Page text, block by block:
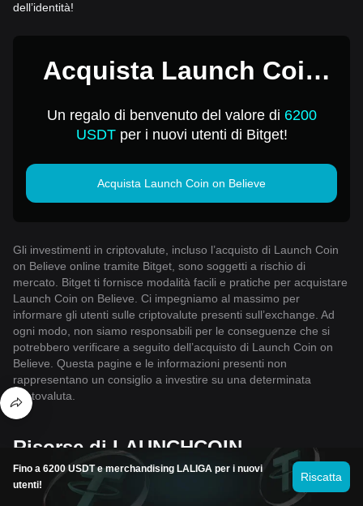
dell’identità!
Acquista Launch Coin
Un regalo di benvenuto del valore di 6200
USDTper i nuovi utenti di Bitget!
Acquista Launch Coin on Believe
Gli investimenti in criptovalute, incluso l’acquisto di Launch Coin
on Believe online tramite Bitget, sono soggetti a rischio di
mercato. Bitget ti fornisce modalità facili e pratiche per acquistare
Launch Coin on Believe. Ci impegniamo al massimo per
informare gli utenti sulle criptovalute presenti sull’exchange. Ad
ogni modo, non siamo responsabili per le conseguenze che si
potrebbero verificare a seguito dell’acquisto di Launch Coin on
Believe. Questa pagine e le informazioni presenti non
rappresentano un consiglio a investire su una determinata
criptovaluta.
Risorse di LAUNCHCOIN
Valutazione di Launch Coin on Believe
Fino a 6200 USDT e merchandising LALIGA per i nuovi
utenti!
Riscatta